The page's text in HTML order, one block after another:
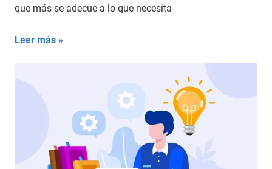
que más se adecue a lo que necesita
Leer más